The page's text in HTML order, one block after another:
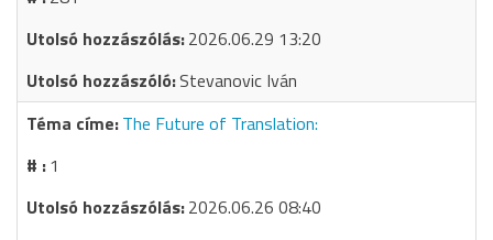
2026.06.29 13:20
Stevanovic Iván
The Future of Translation:
1
2026.06.26 08:40